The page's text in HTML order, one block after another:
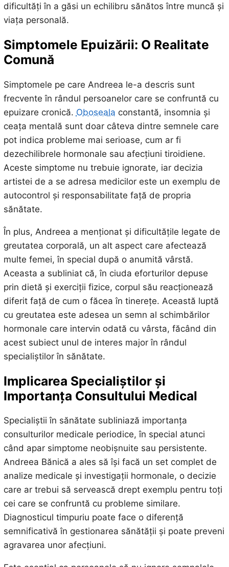
dificultăți în a găsi un echilibru sănătos între muncă și
viața personală.
Simptomele Epuizării: O Realitate
Comună
Simptomele pe care Andreea le-a descris sunt
frecvente în rândul persoanelor care se confruntă cu
epuizare cronică. Oboseala constantă, insomnia și
ceața mentală sunt doar câteva dintre semnele care
pot indica probleme mai serioase, cum ar fi
dezechilibrele hormonale sau afecțiuni tiroidiene.
Aceste simptome nu trebuie ignorate, iar decizia
artistei de a se adresa medicilor este un exemplu de
autocontrol și responsabilitate față de propria
sănătate.
În plus, Andreea a menționat și dificultățile legate de
greutatea corporală, un alt aspect care afectează
multe femei, în special după o anumită vârstă.
Aceasta a subliniat că, în ciuda eforturilor depuse
prin dietă și exerciții fizice, corpul său reacționează
diferit față de cum o făcea în tinerețe. Această luptă
cu greutatea este adesea un semn al schimbărilor
hormonale care intervin odată cu vârsta, făcând din
acest subiect unul de interes major în rândul
specialiștilor în sănătate.
Implicarea Specialiștilor și
Importanța Consultului Medical
Specialiștii în sănătate subliniază importanța
consulturilor medicale periodice, în special atunci
când apar simptome neobișnuite sau persistente.
Andreea Bănică a ales să își facă un set complet de
analize medicale și investigații hormonale, o decizie
care ar trebui să servească drept exemplu pentru toți
cei care se confruntă cu probleme similare.
Diagnosticul timpuriu poate face o diferență
semnificativă în gestionarea sănătății și poate preveni
agravarea unor afecțiuni.